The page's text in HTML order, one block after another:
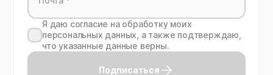
Я даю согласие на обработку моих
персональных данных, а также подтверждаю,
что указанные данные верны.
Подписаться